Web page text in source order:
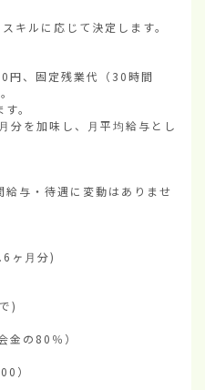
キルに応じて決定します。
、固定残業代（30時間
。
分を加味し、月平均給与とし
与・待遇に変動はありませ
ヶ月分)
)
金の80％）
）